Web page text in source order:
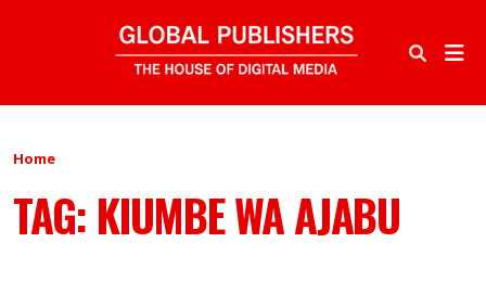
Home
TAG: KIUMBE WA AJABU